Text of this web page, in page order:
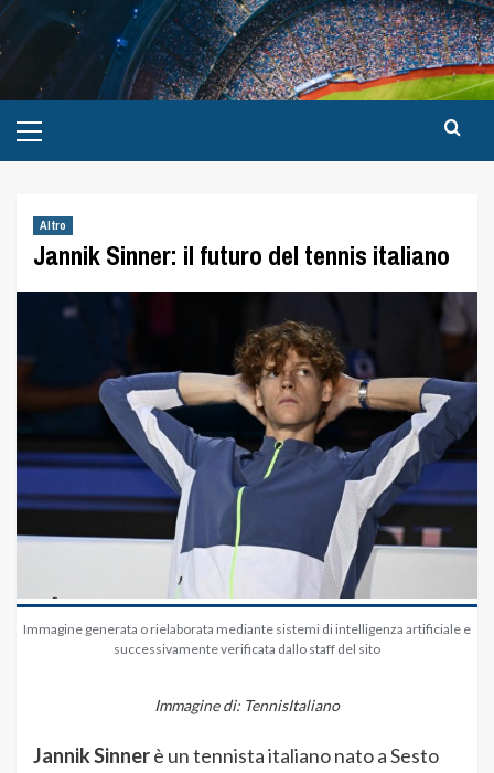
Altro
Jannik Sinner: il futuro del tennis italiano
Immagine generata o rielaborata mediante sistemi di intelligenza artificiale e
successivamente verificata dallo staff del sito
Immagine di: TennisItaliano
Jannik Sinnerè un tennista italiano nato a Sesto